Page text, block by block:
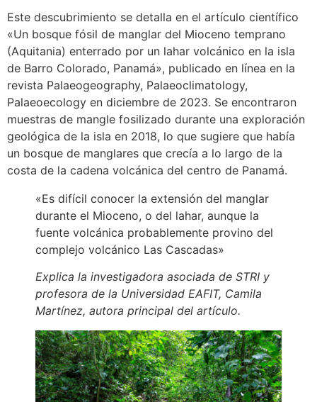
Este descubrimiento se detalla en el artículo científico
«Un bosque fósil de manglar del Mioceno temprano
(Aquitania) enterrado por un lahar volcánico en la isla
de Barro Colorado, Panamá», publicado en línea en la
revista Palaeogeography, Palaeoclimatology,
Palaeoecology en diciembre de 2023. Se encontraron
muestras de mangle fosilizado durante una exploración
geológica de la isla en 2018, lo que sugiere que había
un bosque de manglares que crecía a lo largo de la
costa de la cadena volcánica del centro de Panamá.
«Es difícil conocer la extensión del manglar
durante el Mioceno, o del lahar, aunque la
fuente volcánica probablemente provino del
complejo volcánico Las Cascadas»
Explica la investigadora asociada de STRI y
profesora de la Universidad EAFIT, Camila
Martínez, autora principal del artículo.